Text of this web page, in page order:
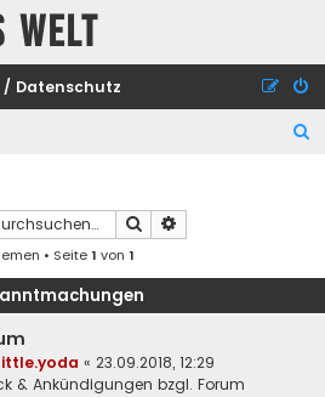
Welt
Datenschutz
Suche
• Seite1 von 1
« 23.09.2018, 12:29
& Ankündigungen bzgl. Forum